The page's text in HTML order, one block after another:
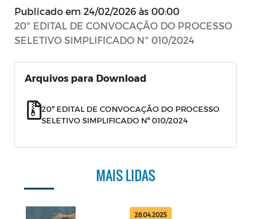
Publicado em 24/02/2026 às 00:00
20º EDITAL DE CONVOCAÇÃO DO PROCESSO
SELETIVO SIMPLIFICADO Nº 010/2024
Arquivos para Download
20º EDITAL DE CONVOCAÇÃO DO PROCESSO
SELETIVO SIMPLIFICADO Nº 010/2024
MAIS LIDAS
28.04.2025